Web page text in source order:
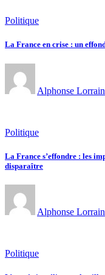
Politique
La France en crise : un
Alphonse Lorrain
Politique
La France s’effondre : les
disparaître
Alphonse Lorrain
Politique